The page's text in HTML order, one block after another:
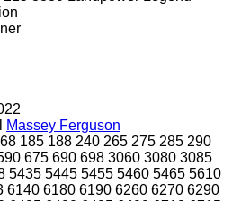
Massey Ferguson
185 188 240 265 275 285 290
675 690 698 3060 3080 3085
5435 5445 5455 5460 5465 5610
6140 6180 6190 6260 6270 6290